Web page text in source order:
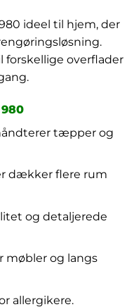
ideel til hjem, der
forskellige overflader
tæpper og
dækker flere rum
og detaljerede
møbler og langs
allergikere.